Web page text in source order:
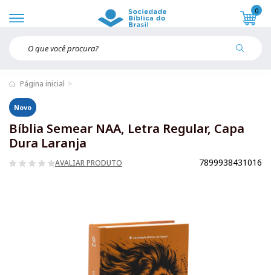
0
Página inicial
Novo
Bíblia Semear NAA, Letra Regular, Capa
Dura Laranja
AVALIAR PRODUTO 7899938431016